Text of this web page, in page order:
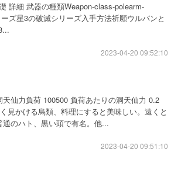
詳細 武器の種類Weapon-class-polearm-
ズ星3の破滅シリーズ入手方法祈願ウルバンと
2023-04-20 09:52:10
仙力負荷 100500 負荷あたりの洞天仙力 0.2
見かける烏類、料理にすると美味しい。遠くと
のハト、黒い頭で有名。他...
2023-04-20 09:51:10